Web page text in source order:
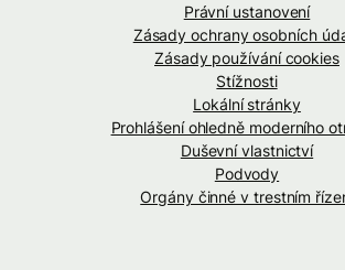
Právní ustanovení
Zásady ochrany osobních
Zásady používání cookies
Stížnosti
Lokální stránky
Prohlášení ohledně moderního
Duševní vlastnictví
Podvody
Orgány činné v trestním